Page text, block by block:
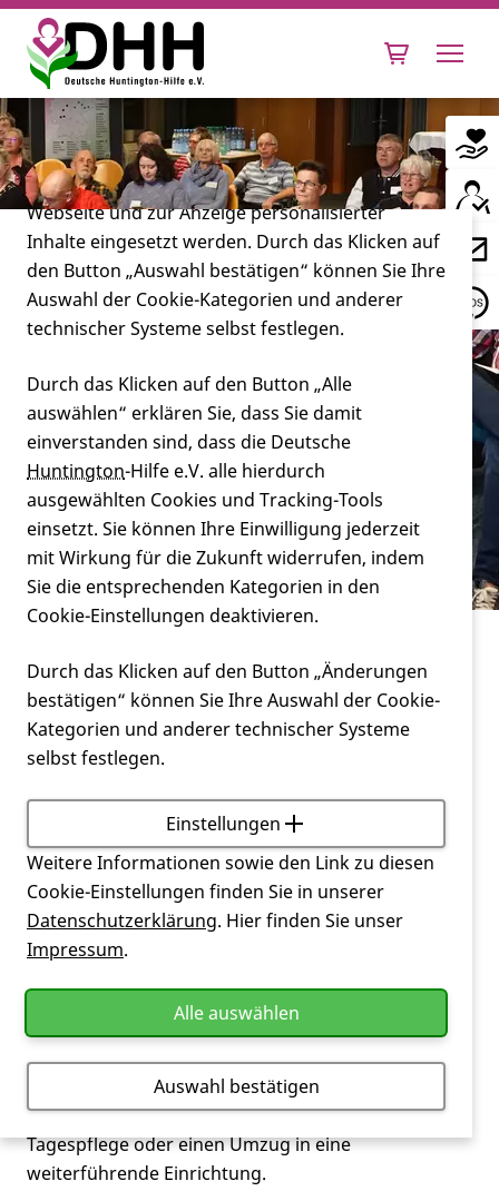
Leben mit Huntington
Forschung
Miteinander
Verein
Service
DHH-Jahrestagung 2022 -
Arbeitsgruppe Pflegerische
Beratung für Angehörige von
Menschen mit der Huntington-
Krankheit
DHH-Jahrestagung 2022 - Arbeitsgruppe
Pflegerische Beratung für Angehörige von
Menschen mit der Huntington-Krankheit
Menschen mit der Huntington-Krankheit
Arbeitsgruppe der DHH-Jahrestagung 2022 mit
Jeanette Glasl und Alexandra Rott (Huntington-
Zentrum Süd, Taufkirchen/Vils)
jedoch blieb die Gruppe weitgehend zusammen und
die beiden Blöcke haben aufeinander aufgebaut.
Unsere Themen waren Selbstpflege,Hilfsmittel,
häusliche Versorgung, weiterführende
Einrichtungen, wann ist der richtige Zeitpunkt für
Tagespflege oder einen Umzug in eine
weiterführende Einrichtung.
Cookie-Einstellungen
Diese Webseite setzt verschiedene Cookies und
Tracking-Tools ein. Dies beinhaltet Cookies und
Tracking-Tools, die für den Betrieb der Webseite
technisch notwendig sind, die zu statistischen
Zwecken sowie zur besseren Bedienbarkeit der
Webseite und zur Anzeige personalisierter
Inhalte eingesetzt werden. Durch das Klicken auf
den Button „Auswahl bestätigen“ können Sie Ihre
Auswahl der Cookie-Kategorien und anderer
technischer Systeme selbst festlegen.
Durch das Klicken auf den Button „Alle
auswählen“ erklären Sie, dass Sie damit
einverstanden sind, dass die Deutsche
Huntington-Hilfe e.V. alle hierdurch
ausgewählten Cookies und Tracking-Tools
einsetzt. Sie können Ihre Einwilligung jederzeit
mit Wirkung für die Zukunft widerrufen, indem
Sie die entsprechenden Kategorien in den
Cookie-Einstellungen deaktivieren.
Durch das Klicken auf den Button „Änderungen
bestätigen“ können Sie Ihre Auswahl der Cookie-
Kategorien und anderer technischer Systeme
selbst festlegen.
Einstellungen
Weitere Informationen sowie den Link zu diesen
Cookie-Einstellungen finden Sie in unserer
Datenschutzerklärung. Hier finden Sie unser
Impressum.
Alle auswählen
Auswahl bestätigen